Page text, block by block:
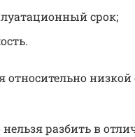
срок;
разбить в